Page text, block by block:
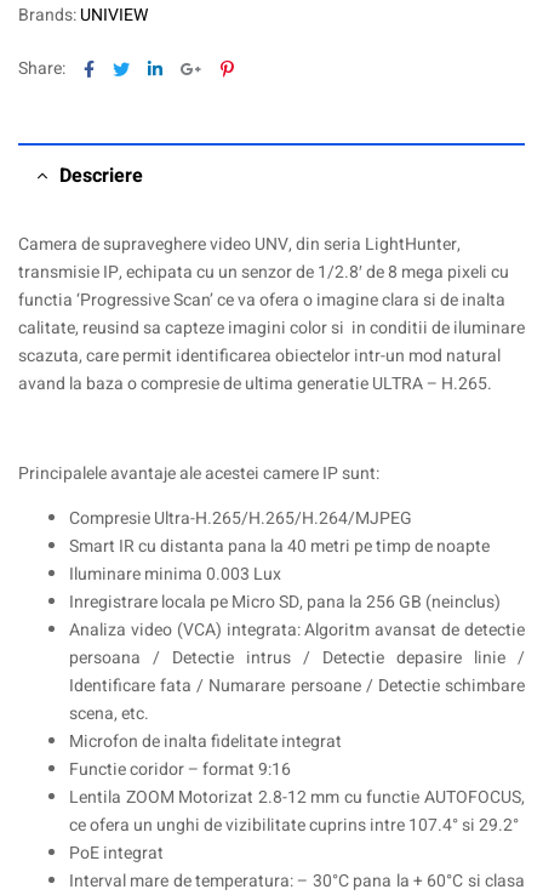
Brands:UNIVIEW
Share: Facebook
TwitterLinkedinGoogle+Pinterest
Descriere
Camera de supraveghere video UNV, din seria LightHunter,
transmisie IP, echipata cu un senzor de 1/2.8′ de 8 mega pixeli cu
functia ‘Progressive Scan’ ce va ofera o imagine clara si de inalta
calitate, reusind sa capteze imagini color si in conditii de iluminare
scazuta, care permit identificarea obiectelor intr-un mod natural
avand la baza o compresie de ultima generatie ULTRA – H.265.
Principalele avantaje ale acestei camere IP sunt:
Compresie Ultra-H.265/H.265/H.264/MJPEG
Smart IR cu distanta pana la 40 metri pe timp de noapte
Iluminare minima 0.003 Lux
Inregistrare locala pe Micro SD, pana la 256 GB (neinclus)
Analiza video (VCA) integrata: Algoritm avansat de detectie
persoana / Detectie intrus / Detectie depasire linie /
Identificare fata / Numarare persoane / Detectie schimbare
scena, etc.
Microfon de inalta fidelitate integrat
Functie coridor – format 9:16
Lentila ZOOM Motorizat 2.8-12 mm cu functie AUTOFOCUS,
ce ofera un unghi de vizibilitate cuprins intre 107.4° si 29.2°
PoE integrat
Interval mare de temperatura: – 30°C pana la + 60°C si clasa